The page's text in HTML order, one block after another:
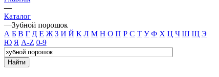
—
Каталог
—Зубной порошок
А Б В Г Д Е Ж З И Й К Л М Н О П Р С Т У Ф Х Ц Ч Ш Щ Э
Ю Я A-Z 0-9
Найти